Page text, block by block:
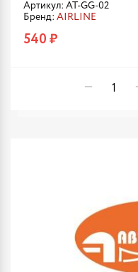
Артикул: AT-GG-02
Бренд: AIRLINE
540 ₽